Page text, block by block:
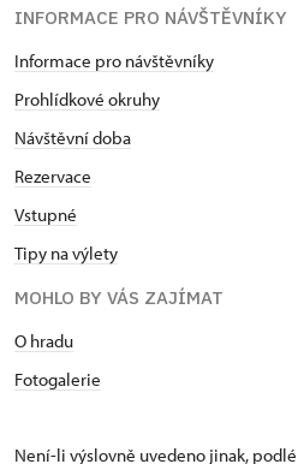
INFORMACE PRO NÁVŠTĚVNÍKY
Informace pro návštěvníky
Prohlídkové okruhy
Návštěvní doba
Rezervace
Vstupné
Tipy na výlety
MOHLO BY VÁS ZAJÍMAT
O hradu
Fotogalerie
Není-li výslovně uvedeno jinak,